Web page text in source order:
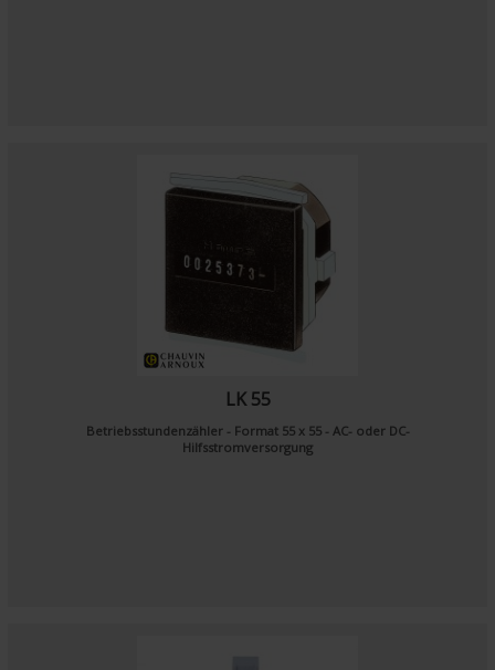
LK 55
Betriebsstundenzähler - Format 55 x 55 - AC- oder DC-
Hilfsstromversorgung